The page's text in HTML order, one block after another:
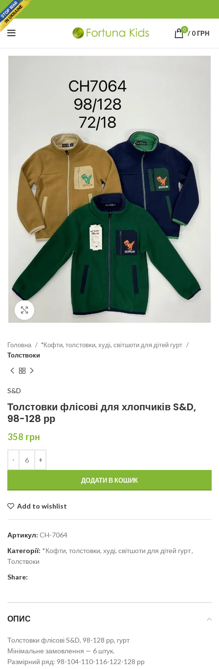
0 / 0ГРН
Click to enlarge
Головна
*Кофти, толстовки, худі, світшоти для дітей гурт
Толствоки
S&D
Толстовки флісові для хлопчиків S&D,
98-128 рр
358 грн
ДОДАТИ В КОШИК
Add to wishlist
Артикул: CH-7064
Категорії: *Кофти, толстовки, худі, світшоти для дітей гурт,
Толствоки
Share:
ОПИС
Толстовки флісові S&D, 98-128 рр, гурт
Мінімальне замовлення — 6 штук.
Рaзмірний ряд: 98-104-110-116-122-128 рр